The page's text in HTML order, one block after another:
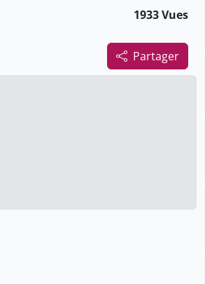
1933 Vues
Partager